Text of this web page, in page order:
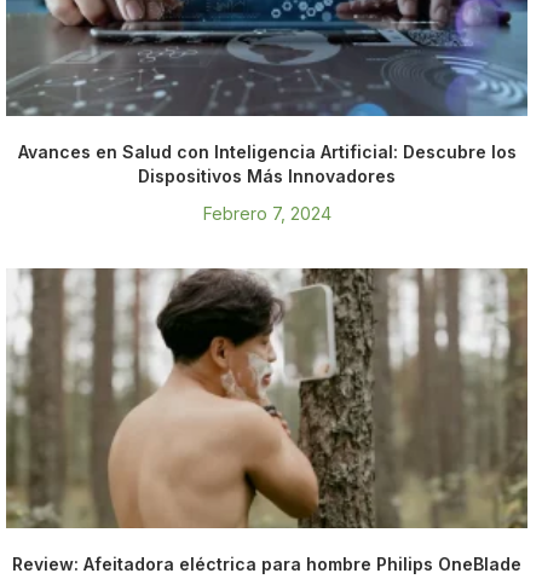
Avances en Salud con Inteligencia Artificial: Descubre los
Dispositivos Más Innovadores
Febrero 7, 2024
Review: Afeitadora eléctrica para hombre Philips OneBlade